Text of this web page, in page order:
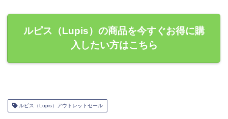
ルピス（Lupis）の商品を今すぐお得に購
入したい方はこちら
ルピス（Lupis）アウトレットセール